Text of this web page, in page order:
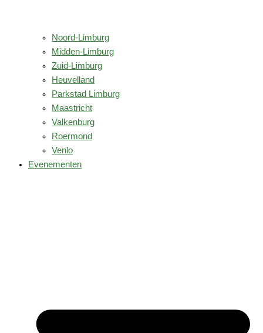
Noord-Limburg
Midden-Limburg
Zuid-Limburg
Heuvelland
Parkstad Limburg
Maastricht
Valkenburg
Roermond
Venlo
Evenementen